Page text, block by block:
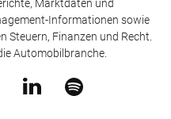
Marktdaten und
Informationen sowie
Steuern, Finanzen und Recht.
Automobilbranche.